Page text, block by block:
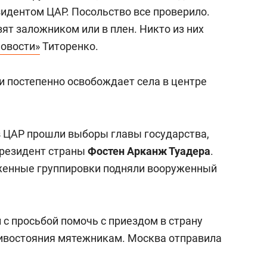
ЦАР. Посольство все проверило.
заложником или в плен. Никто из них
Титоренко.
постепенно освобождает села в центре
ЦАР прошли выборы главы государства,
страны Фостен Арканж Туадера.
группировки подняли вооруженный
просьбой помочь с приездом в страну
мятежникам. Москва отправила
для меня это